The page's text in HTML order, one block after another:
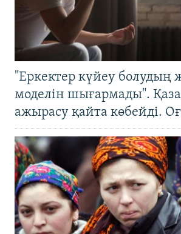
"Еркектер күйеу болудың
моделін шығармады".
ажырасу қайта көбейді.